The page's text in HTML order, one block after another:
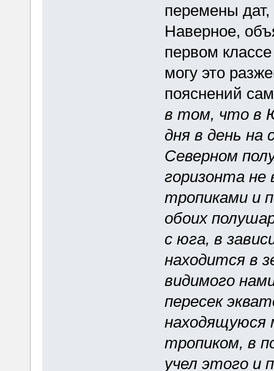
перемены дат,
Наверное,
первом
могу это
пояснений
в том, что в
дня в день на
Северном
горизонта не
тропиками и
обоих
с юга, в
находится в
видимого
пересек
находящуюся
тропиком, в
учел этого и